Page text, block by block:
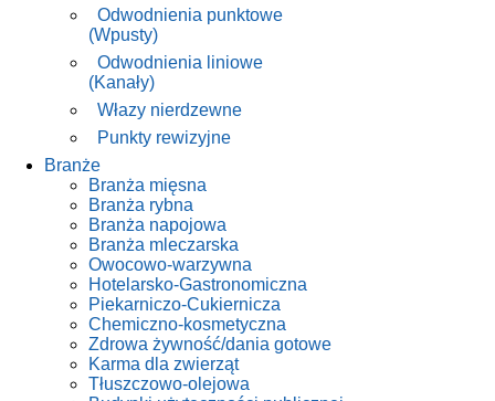
Odwodnienia punktowe
(Wpusty)
Odwodnienia liniowe
(Kanały)
Włazy nierdzewne
Punkty rewizyjne
Branże
Branża mięsna
Branża rybna
Branża napojowa
Branża mleczarska
Owocowo-warzywna
Hotelarsko-Gastronomiczna
Piekarniczo-Cukiernicza
Chemiczno-kosmetyczna
Zdrowa żywność/dania gotowe
Karma dla zwierząt
Tłuszczowo-olejowa